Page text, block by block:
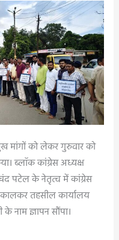
मांगों को लेकर गुरुवार को
ब्लॉक कांग्रेस अध्यक्ष
पटेल के नेतृत्व में कांग्रेस
तहसील कार्यालय
नाम ज्ञापन सौंपा।